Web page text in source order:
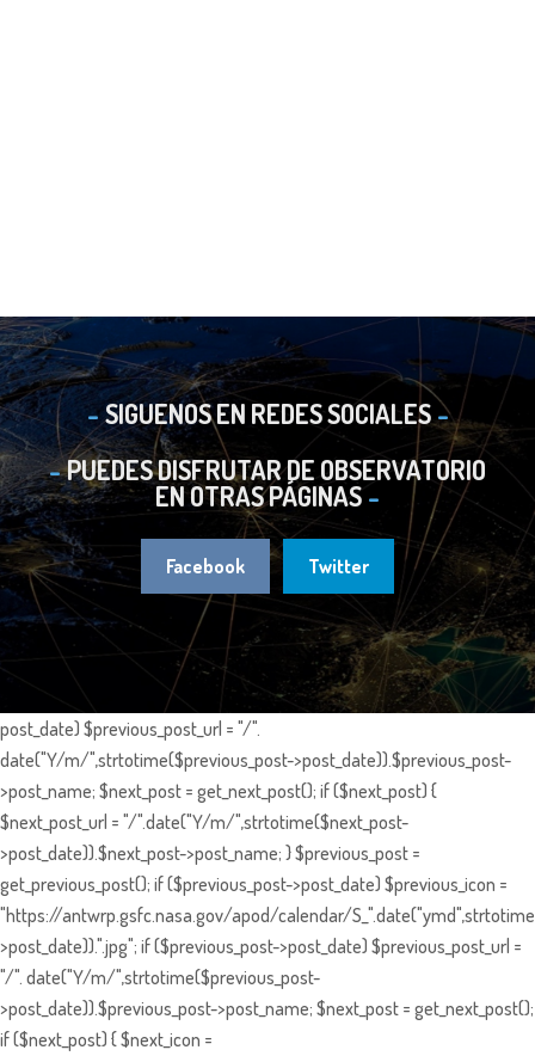
SIGUENOS EN REDES SOCIALES
PUEDES DISFRUTAR DE OBSERVATORIO
EN OTRAS PÁGINAS
Facebook Twitter
post_date) $previous_post_url = "/".
date("Y/m/",strtotime($previous_post->post_date)).$previous_post-
>post_name; $next_post = get_next_post(); if ($next_post) {
$next_post_url = "/".date("Y/m/",strtotime($next_post-
>post_date)).$next_post->post_name; } $previous_post =
get_previous_post(); if ($previous_post->post_date) $previous_icon =
"https://antwrp.gsfc.nasa.gov/apod/calendar/
>post_date)).".jpg"; if ($previous_post->post_date) $previous_post_url =
"/". date("Y/m/",strtotime($previous_post-
>post_date)).$previous_post->post_name; $next_post = get_next_post();
if ($next_post) { $next_icon =